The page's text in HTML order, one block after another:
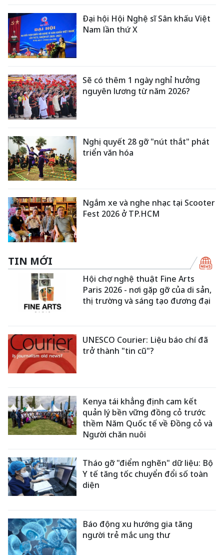
Đại hội Hội Nghệ sĩ Sân khấu Việt
Nam lần thứ X
Sẽ có thêm 1 ngày nghỉ hưởng
nguyên lương từ năm 2026?
Nghị quyết 28 gỡ "nút thắt" phát
triển văn hóa
Ngắm xe và nghe nhạc tại Scooter
Fest 2026 ở TP.HCM
TIN MỚI
Hội chợ nghệ thuật Fine Arts
Paris 2026 - nơi gặp gỡ của di sản,
thị trường và sáng tạo đương đại
UNESCO Courier: Liệu báo chí đã
trở thành "tin cũ"?
Kenya tái khẳng định cam kết
quản lý bền vững đồng cỏ trước
thềm Năm Quốc tế về Đồng cỏ và
Người chăn nuôi
Tháo gỡ "điểm nghẽn" dữ liệu: Bộ
Y tế tăng tốc chuyển đổi số toàn
diện
Báo động xu hướng gia tăng
người trẻ mắc ung thư